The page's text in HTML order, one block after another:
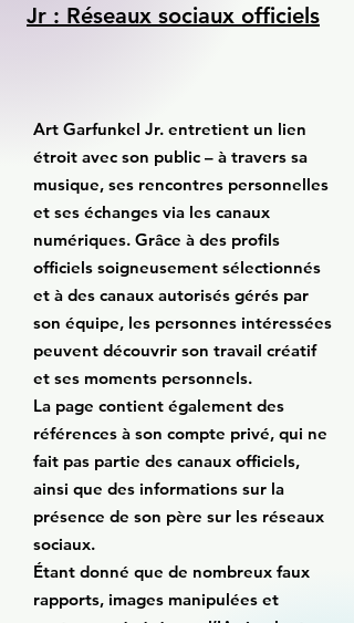
Jr : Réseaux sociaux officiels
Art Garfunkel Jr. entretient un lien
étroit avec son public – à travers sa
musique, ses rencontres personnelles
et ses échanges via les canaux
numériques. Grâce à des profils
officiels soigneusement sélectionnés
et à des canaux autorisés gérés par
son équipe, les personnes intéressées
peuvent découvrir son travail créatif
et ses moments personnels.
La page contient également des
références à son compte privé, qui ne
fait pas partie des canaux officiels,
ainsi que des informations sur la
présence de son père sur les réseaux
sociaux.
Étant donné que de nombreux faux
rapports, images manipulées et